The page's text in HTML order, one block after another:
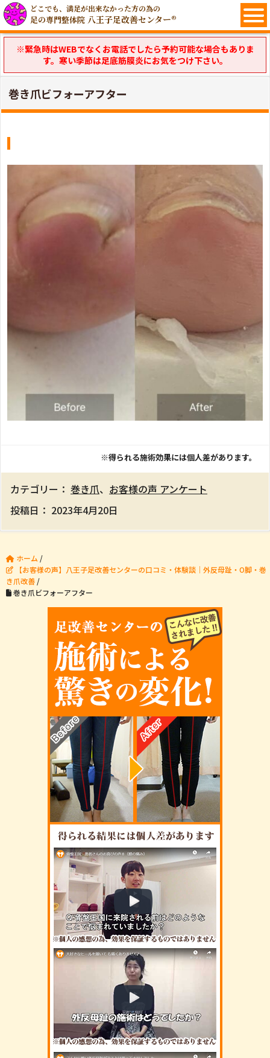
どこでも、満足が出来なかった方の為の
足の専門整体院 八王子足改善センター®
※緊急時はWEBでなくお電話でしたら予約可能な場合もありま
す。寒い季節は足底筋膜炎にお気をつけ下さい。
巻き爪ビフォーアフター
※得られる施術効果には個人差があります。
カテゴリー： 巻き爪、 お客様の声 アンケート
投稿日： 2023年4月20日
ホーム /
【お客様の声】八王子足改善センターの口コミ・体験談｜外反母趾・O脚・巻
き爪改善 /
巻き爪ビフォーアフター